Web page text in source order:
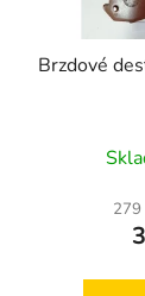
k
Brzdové
279